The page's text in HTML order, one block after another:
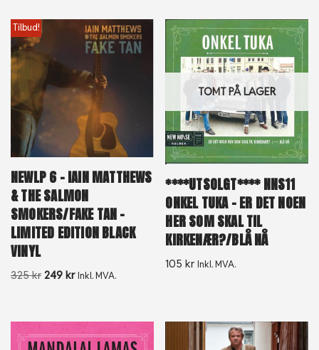
Tilbud!
NEWLP 6 – IAIN MATTHEWS
& THE SALMON
SMOKERS/FAKE TAN –
LIMITED EDITION BLACK
VINYL
325kr 249 kr Inkl. MVA.
TOMT PÅ LAGER
****UTSOLGT**** NNS11
ONKEL TUKA ‎– ER DET NOEN
HER SOM SKAL TIL
KIRKENÆR?/BLÅ NÅ
105kr Inkl. MVA.